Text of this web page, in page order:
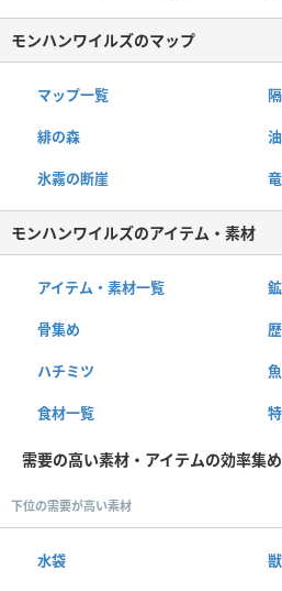
モンハンワイルズのマップ
マップ一覧
緋の森
氷霧の断崖
モンハンワイルズのアイテム・素材
アイテム・素材一覧
骨集め
ハチミツ
食材一覧
需要の高い素材・アイテムの効率集
下位の需要が高い素材
水袋